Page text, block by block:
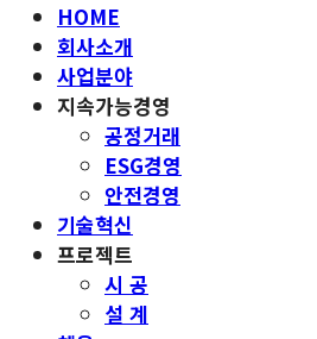
HOME
회사소개
사업분야
지속가능경영
공정거래
ESG경영
안전경영
기술혁신
프로젝트
시 공
설 계